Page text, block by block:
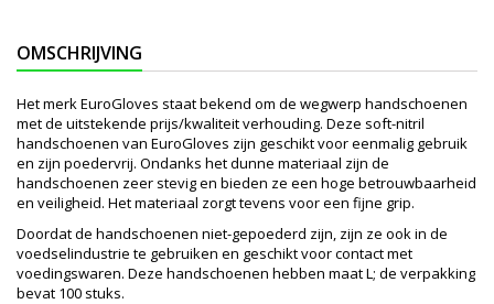
OMSCHRIJVING
Het merk EuroGloves staat bekend om de wegwerp handschoenen
met de uitstekende prijs/kwaliteit verhouding. Deze soft-nitril
handschoenen van EuroGloves zijn geschikt voor eenmalig gebruik
en zijn poedervrij. Ondanks het dunne materiaal zijn de
handschoenen zeer stevig en bieden ze een hoge betrouwbaarheid
en veiligheid. Het materiaal zorgt tevens voor een fijne grip.
Doordat de handschoenen niet-gepoederd zijn, zijn ze ook in de
voedselindustrie te gebruiken en geschikt voor contact met
voedingswaren. Deze handschoenen hebben maat L; de verpakking
bevat 100 stuks.